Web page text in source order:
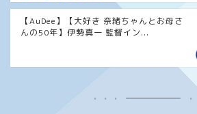
【AuDee】【大好き 奈緒ちゃんとお母さ
んの50年】伊勢真一 監督イン...